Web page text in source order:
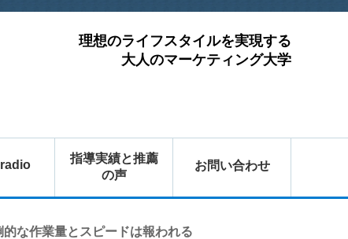
理想のライフスタイルを実現する
大人のマーケティング大学
radio
指導実績と推薦
の声
お問い合わせ
な作業量とスピードは報われる